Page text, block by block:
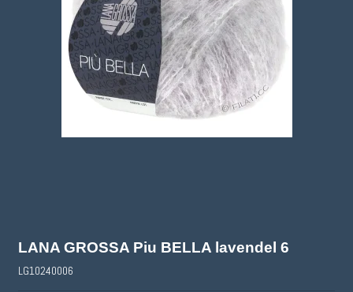
LANA GROSSA Piu BELLA lavendel 6
LG10240006